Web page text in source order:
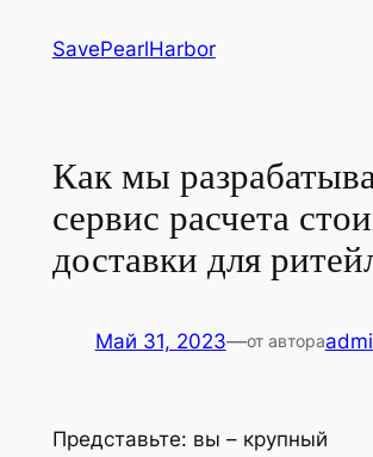
SavePearlHarbor
Как мы
сервис расчета
доставки для
Май 31, 2023—от автора
Представьте: вы – крупный